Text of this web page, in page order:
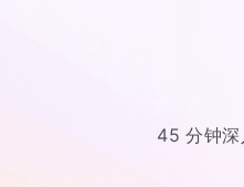
45 分钟深